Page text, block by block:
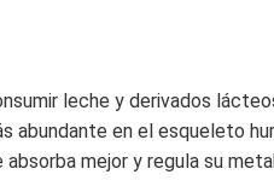
leche y derivados
abundante en el esqueleto
mejor y regula su